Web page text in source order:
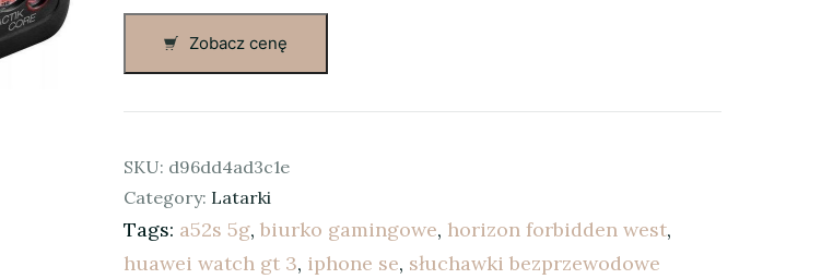
Zobacz cenę
SKU: d96dd4ad3c1e
Category: Latarki
Tags: a52s 5g, biurko gamingowe, horizon forbidden west,
huawei watch gt 3, iphone se, słuchawki bezprzewodowe